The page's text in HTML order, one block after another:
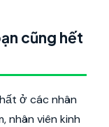
cũng hết
ở các nhân
nhân viên kinh